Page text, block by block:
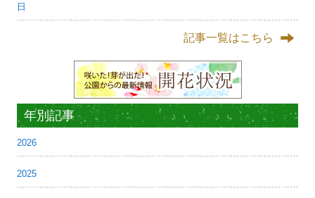
日
記事一覧はこちら
年別記事
2026
2025